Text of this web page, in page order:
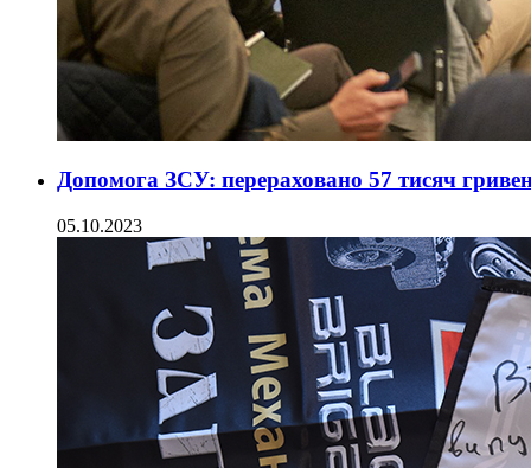
Допомога ЗСУ: перераховано 57 тисяч
05.10.2023